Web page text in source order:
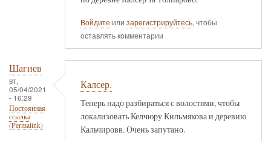
Войдите или зарегистрируйтесь, чтобы
оставлять комментарии
Шагиев
вт,
05/04/2021
- 16:29
Постоянная
ссылка
(Permalink)
Калсер.
Теперь надо разбираться с волостями, чтобы
локализовать Келчюру Кильмякова и деревню
Кальчировв. Очень запутано.